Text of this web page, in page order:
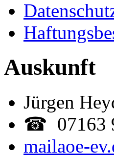
Auskunft
Jürgen
☎ 07163
mailaoe-